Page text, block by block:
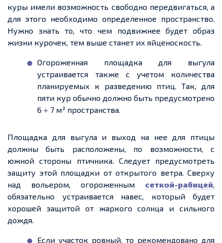
куры имели возможность свободно передвигаться, а
для этого необходимо определенное пространство.
Нужно знать то, что чем подвижнее будет образ
жизни курочек, тем выше станет их яйценоскость.
Огороженная площадка для выгула
устраивается также с учетом количества
планируемых к разведению птиц. Так, для
пяти кур обычно должно быть предусмотрено
6 ÷ 7 м² пространства.
Площадка для выгула и выход на нее для птицы
должны быть расположены, по возможности, с
южной стороны птичника. Следует предусмотреть
защиту этой площадки от открытого ветра. Сверху
над вольером, огороженным сеткой-рабицей
обязательно устраивается навес, который будет
хорошей защитой от жаркого солнца и сильного
дождя.
Если участок ровный, то рекомендовано для